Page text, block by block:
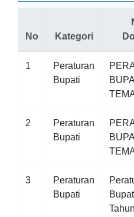
No Kategori
1
Peraturan
Bupati
2
Peraturan
Bupati
3
Peraturan
Bupati